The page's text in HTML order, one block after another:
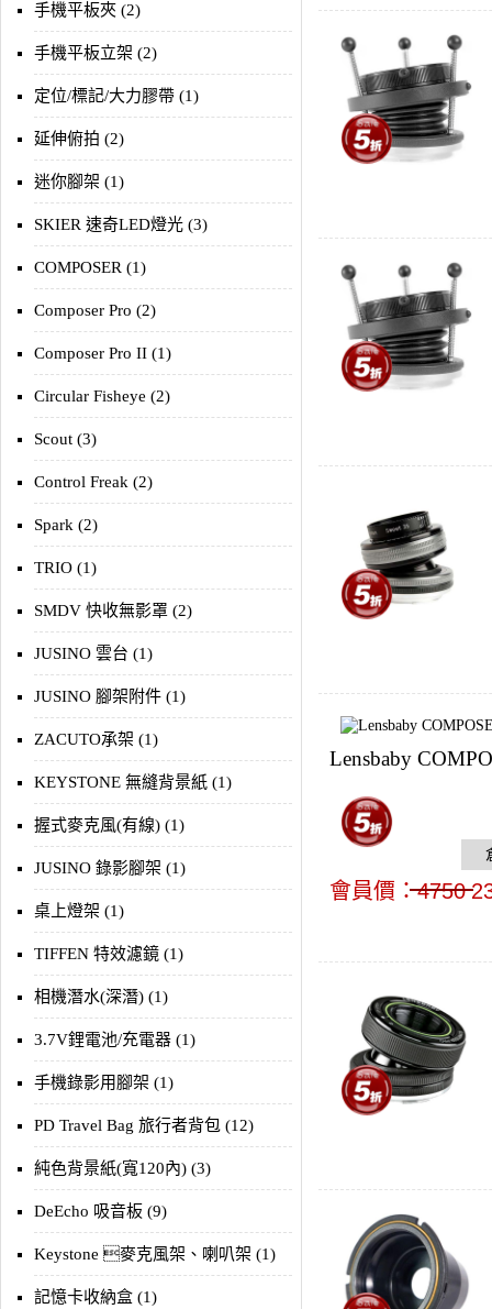
手機平板夾 (2)
手機平板立架 (2)
定位/標記/大力膠帶 (1)
延伸俯拍 (2)
迷你腳架 (1)
SKIER 速奇LED燈光 (3)
COMPOSER (1)
Composer Pro (2)
Composer Pro II (1)
Circular Fisheye (2)
Scout (3)
Control Freak (2)
Spark (2)
TRIO (1)
SMDV 快收無影罩 (2)
JUSINO 雲台 (1)
JUSINO 腳架附件 (1)
ZACUTO承架 (1)
KEYSTONE 無縫背景紙 (1)
握式麥克風(有線) (1)
JUSINO 錄影腳架 (1)
桌上燈架 (1)
TIFFEN 特效濾鏡 (1)
相機潛水(深潛) (1)
3.7V鋰電池/充電器 (1)
手機錄影用腳架 (1)
PD Travel Bag 旅行者背包 (12)
純色背景紙(寬120內) (3)
DeEcho 吸音板 (9)
Keystone 麥克風架、喇叭架 (1)
記憶卡收納盒 (1)
Lensbaby
會員價：4750